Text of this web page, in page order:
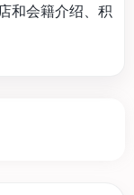
店和会籍介绍、积